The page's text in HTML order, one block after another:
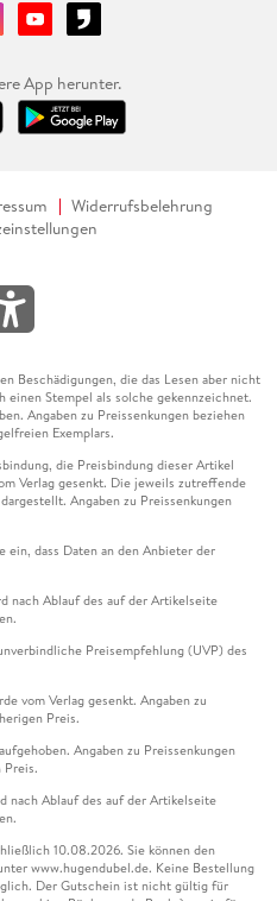
App herunter.
Widerrufsbelehrung
Beschädigungen, die das Lesen aber nicht
einen Stempel als solche gekennzeichnet.
Angaben zu Preissenkungen beziehen
Exemplars.
die Preisbindung dieser Artikel
Verlag gesenkt. Die jeweils zutreffende
Angaben zu Preissenkungen
dass Daten an den Anbieter der
nach Ablauf des auf der Artikelseite
Preisempfehlung (UVP) des
vom Verlag gesenkt. Angaben zu
Preis.
Angaben zu Preissenkungen
Preis.
nach Ablauf des auf der Artikelseite
10.08.2026. Sie können den
www.hugendubel.de. Keine Bestellung
Der Gutschein ist nicht gültig für